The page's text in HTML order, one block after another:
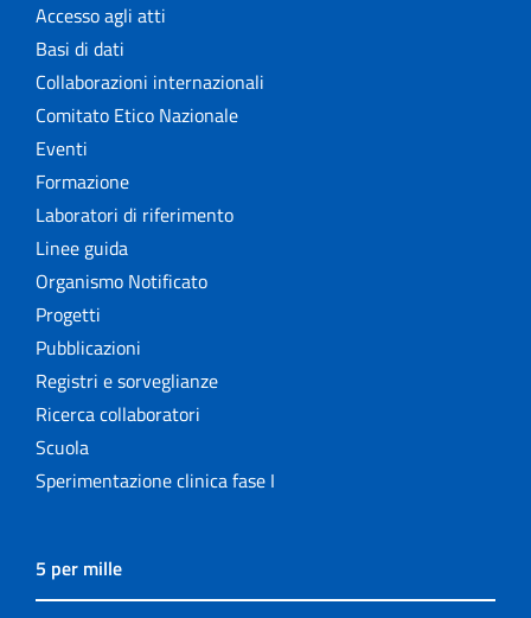
Accesso agli atti
Basi di dati
Collaborazioni internazionali
Comitato Etico Nazionale
Eventi
Formazione
Laboratori di riferimento
Linee guida
Organismo Notificato
Progetti
Pubblicazioni
Registri e sorveglianze
Ricerca collaboratori
Scuola
Sperimentazione clinica fase I
5 per mille